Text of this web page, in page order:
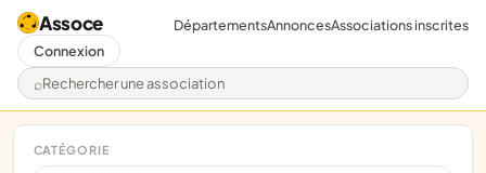
Assoce
Rechercher une association
DépartementsAnnoncesAssociations inscrites
Connexion
CATÉGORIE